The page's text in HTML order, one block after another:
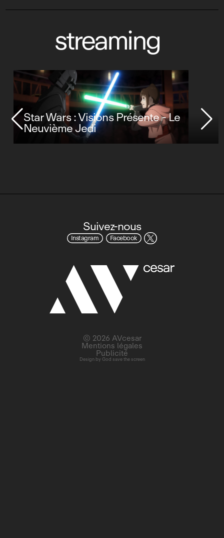
streaming
Star Wars : Visions Présente - Le
Neuvième Jedi
Suivez-nous
Instagram Facebook
Design by God save the screen
© 2026 AVcesar
Mentions légales
Publicité